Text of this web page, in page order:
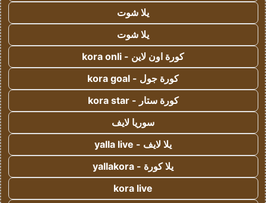
يلا شوت
يلا شوت
كورة اون لاين - kora onli
كورة جول - kora goal
كورة ستار - kora star
سوريا لايف
يلا لايف - yalla live
يلا كورة - yallakora
kora live